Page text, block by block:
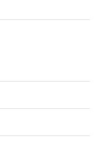
gekozen